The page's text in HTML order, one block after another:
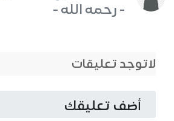
- رحمه الله -
لاتوجد تعليقات
أضف تعليقك